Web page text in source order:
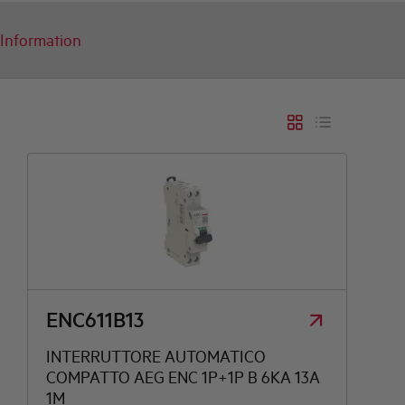
ENC611B13
INTERRUTTORE AUTOMATICO
COMPATTO AEG ENC 1P+1P B 6KA 13A
1M